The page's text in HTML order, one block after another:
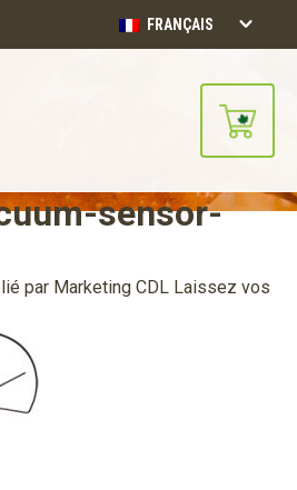
FRANÇAIS
en ligne sera
sensor-
par Marketing CDL Laissez vos